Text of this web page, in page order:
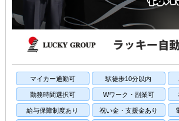
マイカー通勤可 駅徒歩10分以内
勤務時間選択可 Wワーク・副業可
給与保障制度あり 祝い金・支援金あり